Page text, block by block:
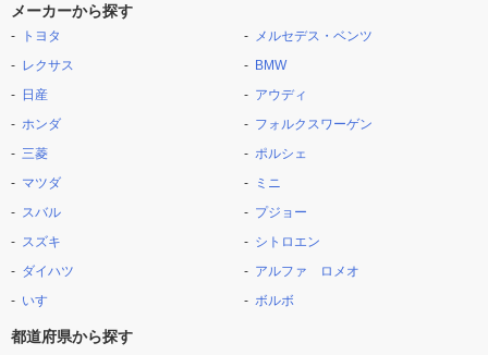
メーカーから探す
トヨタ
レクサス
日産
ホンダ
三菱
マツダ
スバル
スズキ
ダイハツ
いすゞ
メルセデス・ベンツ
BMW
アウディ
フォルクスワーゲン
ポルシェ
ミニ
プジョー
シトロエン
アルファ ロメオ
ボルボ
都道府県から探す